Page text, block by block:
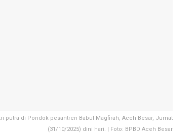
putra di Pondok pesantren Babul Magfirah, Aceh Besar, Jumat
(31/10/2025) dini hari. | Foto: BPBD Aceh Besar